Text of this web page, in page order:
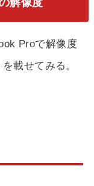
解像度
Proで解像度
載せてみる。